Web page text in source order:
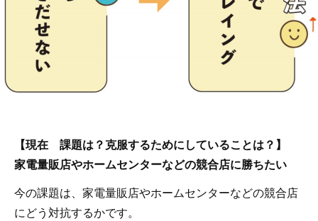
【現在 課題は？克服するためにしていることは？】
家電量販店やホームセンターなどの競合店に勝ちたい
今の課題は、家電量販店やホームセンターなどの競合店
にどう対抗するかです。